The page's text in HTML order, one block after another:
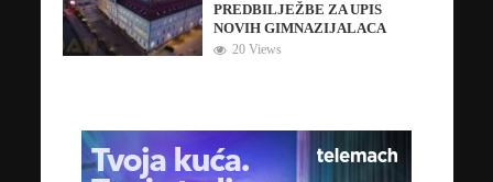
PREDBILJEŽBE ZA UPIS
NOVIH GIMNAZIJALACA
20 Views